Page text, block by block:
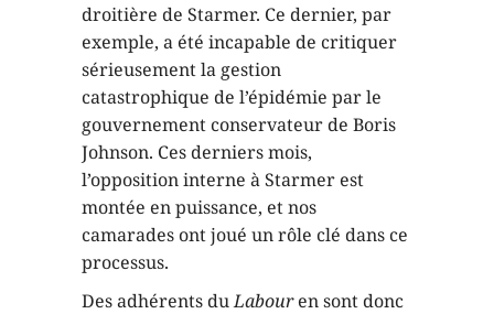
droitière de Starmer. Ce dernier, par
exemple, a été incapable de critiquer
sérieusement la gestion
catastrophique de l’épidémie par le
gouvernement conservateur de Boris
Johnson. Ces derniers mois,
l’opposition interne à Starmer est
montée en puissance, et nos
camarades ont joué un rôle clé dans ce
processus.
Des adhérents duLabouren sont donc